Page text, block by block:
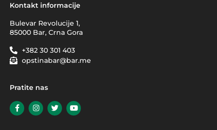
Kontakt informacije
Bulevar Revolucije 1,
85000 Bar, Crna Gora
+382 30 301 403
opstinabar@bar.me
Pratite nas